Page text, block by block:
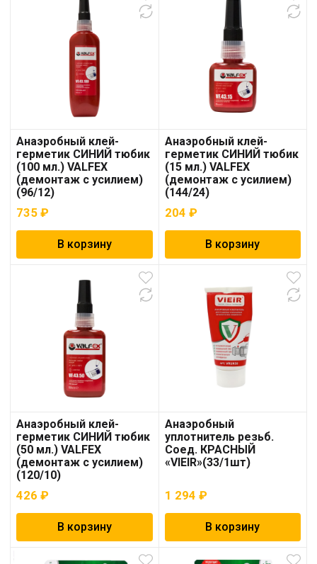
Анаэробный клей-
герметик СИНИЙ тюбик
(100 мл.) VALFEX
(демонтаж с усилием)
(96/12)
735 ₽
В корзину
Анаэробный клей-
герметик СИНИЙ тюбик
(15 мл.) VALFEX
(демонтаж с усилием)
(144/24)
204 ₽
В корзину
Анаэробный клей-
герметик СИНИЙ тюбик
(50 мл.) VALFEX
(демонтаж с усилием)
(120/10)
426 ₽
В корзину
Анаэробный
уплотнитель резьб.
Соед. КРАСНЫЙ
«VIEIR»(33/1шт)
1 294 ₽
В корзину